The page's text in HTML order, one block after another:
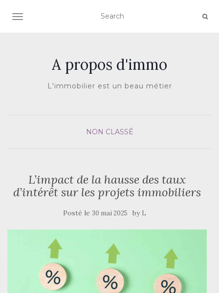
AFFICHER/MASQUER LA NAVIGATION
A propos d'immo
L'immobilier est un beau métier
NON CLASSÉ
L’impact de la hausse des taux
d’intérêt sur les projets immobiliers
Posté le 30 mai 2025 by L